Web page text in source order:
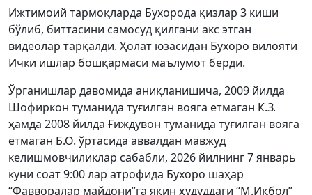
Ижтимоий тармоқларда Бухорода қизлар 3 киши
бўлиб, биттасини самосуд қилгани акс этган
видеолар тарқалди. Ҳолат юзасидан Бухоро вилояти
Ички ишлар бошқармаси маълумот берди.
Ўрганишлар давомида аниқланишича, 2009 йилда
Шофиркон туманида туғилган вояга етмаган К.З.
ҳамда 2008 йилда Ғиждувон туманида туғилган вояга
етмаган Б.О. ўртасида аввалдан мавжуд
келишмовчиликлар сабабли, 2026 йилнинг 7 январь
куни соат 9:00 лар атрофида Бухоро шаҳар
“Фавворалар майдони”га яқин ҳудуддаги “М.Иқбол”